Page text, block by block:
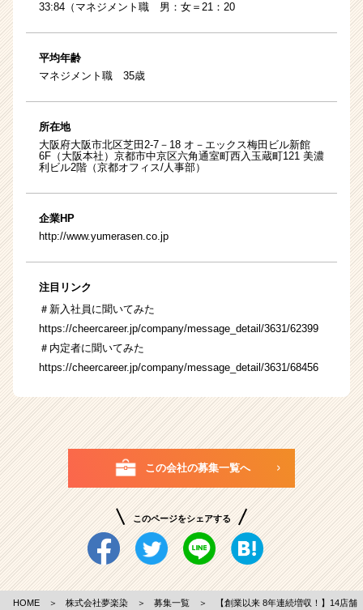
33:84（マネジメント職 男：女＝21：20
平均年齢
マネジメント職 35歳
所在地
大阪府大阪市北区芝田2-7－18 オ－エックス梅田ビル新館
6F（大阪本社）京都市中京区六角通室町西入玉蔵町121 美濃
利ビル2階（京都オフィス/人事部）
企業HP
http://www.yumerasen.co.jp
注目リンク
＃新入社員に聞いてみた
https://cheercareer.jp/company/message_detail/3631/62399
＃内定者に聞いてみた
https://cheercareer.jp/company/message_detail/3631/68456
この会社の募集一覧へ
このページをシェアする
HOME ＞ 株式会社夢楽染 ＞ 募集一覧 ＞
【創業以来 8年連続増収！】14店舗